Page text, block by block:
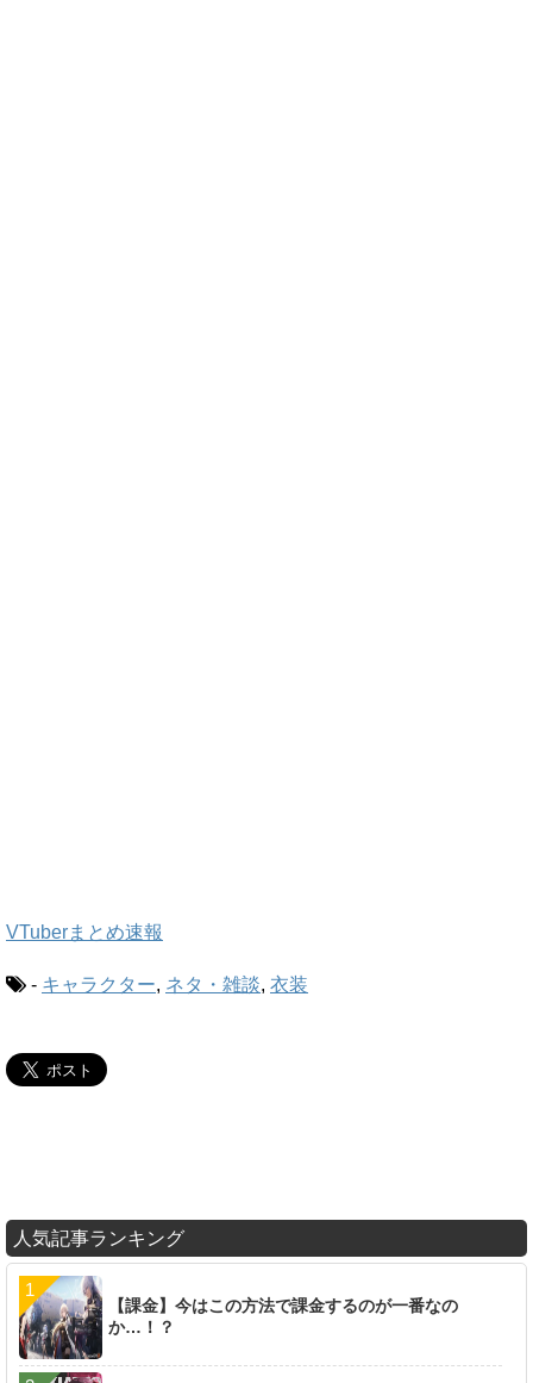
VTuberまとめ速報
- キャラクター, ネタ・雑談, 衣装
人気記事ランキング
【課金】今はこの方法で課金するのが一番なの
か…！？